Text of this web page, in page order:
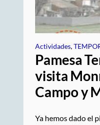
Actividades,
Pamesa
visita
Campo y
Ya hemos dado el